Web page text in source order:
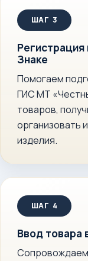
Регистрация
Знаке
Помогаем
ГИС МТ
товаров,
организовать
изделия.
Ввод товара
Сопровождаем